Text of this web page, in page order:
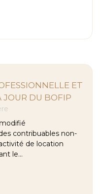
ET
JOUR DU BOFIP
contribuables non-
de location
le...